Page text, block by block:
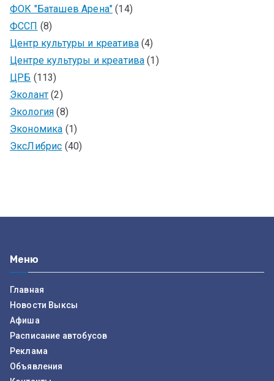
ФОК "Баташев Арена" (14)
ФССП (8)
Центр культуры и креатива (4)
Центре культуры и креатива (1)
ЦРБ (113)
Эколант (2)
Экология (8)
Экономика (1)
ЭксЛибрис (40)
Меню
Главная
Новости Выксы
Афиша
Расписание автобусов
Реклама
Объявления